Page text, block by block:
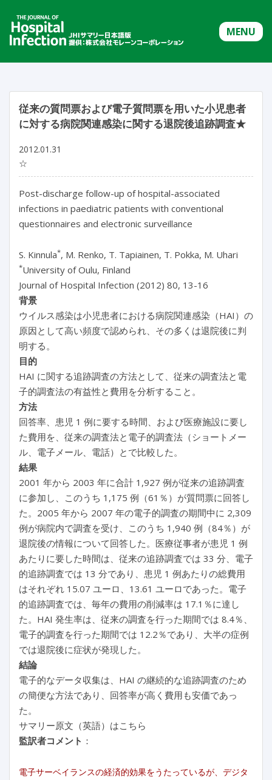
MENU
従来の質問票および電子質問票を用いた小児患者
に対する病院関連感染に関する退院後追跡調査★
2012.01.31
☆
Post-discharge follow-up of hospital-associated
infections in paediatric patients with conventional
questionnaires and electronic surveillance
S. Kinnula*, M. Renko, T. Tapiainen, T. Pokka, M. Uhari
*University of Oulu, Finland
Journal of Hospital Infection (2012) 80, 13-16
背景
ウイルス感染は小児患者における病院関連感染（HAI）の
原因として高い頻度で認められ、その多くは退院後に判
明する。
目的
HAI に関する追跡調査の方法として、従来の調査法と電
子的調査法の有益性と費用を分析すること。
方法
回答率、患児 1 例に要する時間、および医療施設に要し
た費用を、従来の調査法と電子的調査法（ショートメー
ル、電子メール、電話）とで比較した。
結果
2001 年から 2003 年に合計 1,927 例が従来の追跡調査
に参加し、このうち 1,175 例（61％）が質問票に回答し
た。2005 年から 2007 年の電子的調査の期間中に 2,309
例が病院内で調査を受け、このうち 1,940 例（84％）が
退院後の情報について回答した。医療従事者が患児 1 例
あたりに要した時間は、従来の追跡調査では 33 分、電子
的追跡調査では 13 分であり、患児 1 例あたりの総費用
はそれぞれ 15.07 ユーロ、13.61 ユーロであった。電子
的追跡調査では、毎年の費用の削減率は 17.1％に達し
た。HAI 発生率は、従来の調査を行った期間では 8.4％、
電子的調査を行った期間では 12.2％であり、大半の症例
では退院後に症状が発現した。
結論
電子的なデータ収集は、HAI の継続的な追跡調査のため
の簡便な方法であり、回答率が高く費用も安価であっ
た。
サマリー原文（英語）はこちら
監訳者コメント ：
電子サーベイランスの経済的効果をうたっているが、デジタ